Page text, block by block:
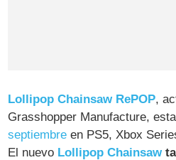
Lollipop Chainsaw RePOP,
Grasshopper Manufacture,
septiembre en PS5, Xbox
El nuevo Lollipop Chainsaw